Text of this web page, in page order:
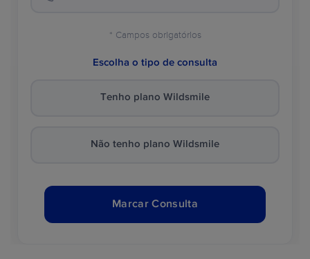
* Campos obrigatórios
Escolha o tipo de consulta
Tenho plano Wildsmile
Não tenho plano Wildsmile
Marcar Consulta